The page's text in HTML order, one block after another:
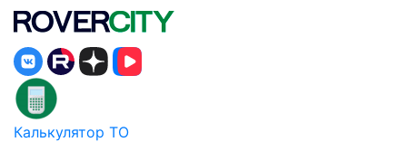
Калькулятор ТО